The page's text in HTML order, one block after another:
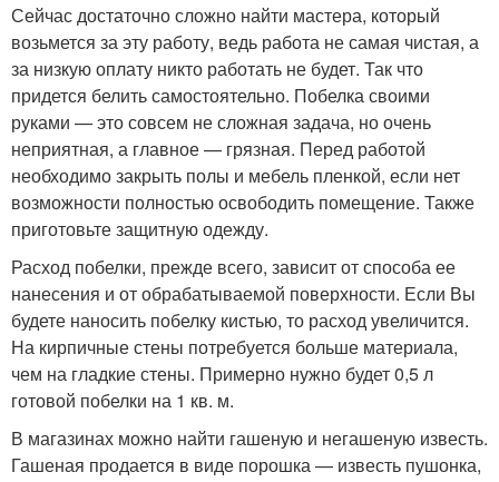
Сейчас достаточно сложно найти мастера, который
возьмется за эту работу, ведь работа не самая чистая, а
за низкую оплату никто работать не будет. Так что
придется белить самостоятельно. Побелка своими
руками — это совсем не сложная задача, но очень
неприятная, а главное — грязная. Перед работой
необходимо закрыть полы и мебель пленкой, если нет
возможности полностью освободить помещение. Также
приготовьте защитную одежду.
Расход побелки, прежде всего, зависит от способа ее
нанесения и от обрабатываемой поверхности. Если Вы
будете наносить побелку кистью, то расход увеличится.
На кирпичные стены потребуется больше материала,
чем на гладкие стены. Примерно нужно будет 0,5 л
готовой побелки на 1 кв. м.
В магазинах можно найти гашеную и негашеную известь.
Гашеная продается в виде порошка — известь пушонка,